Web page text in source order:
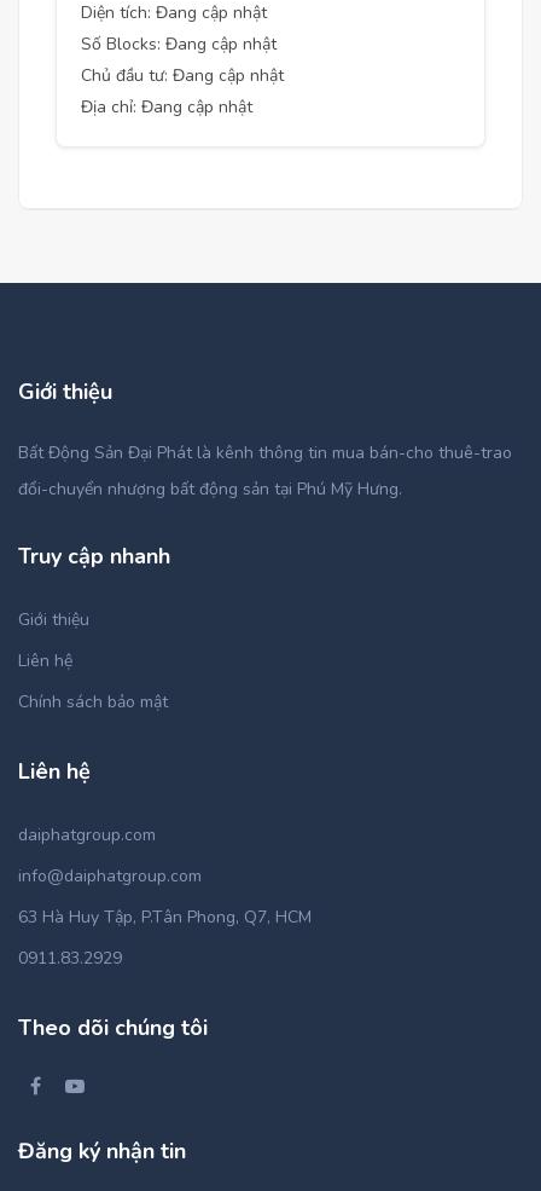
Diện tích: Đang cập nhật
Số Blocks: Đang cập nhật
Chủ đầu tư: Đang cập nhật
Địa chỉ: Đang cập nhật
Giới thiệu
Bất Động Sản Đại Phát là kênh thông tin mua bán-cho thuê-trao
đổi-chuyển nhượng bất động sản tại Phú Mỹ Hưng.
Truy cập nhanh
Giới thiệu
Liên hệ
Chính sách bảo mật
Liên hệ
daiphatgroup.com
info@daiphatgroup.com
63 Hà Huy Tập, P.Tân Phong, Q7, HCM
0911.83.2929
Theo dõi chúng tôi
Đăng ký nhận tin